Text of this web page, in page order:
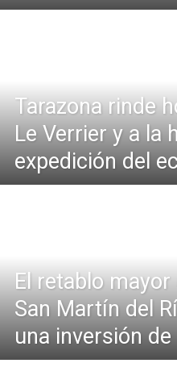
Tarazona rinde
Le Verrier y a la
expedición del
El retablo mayor
San Martín del
una inversión